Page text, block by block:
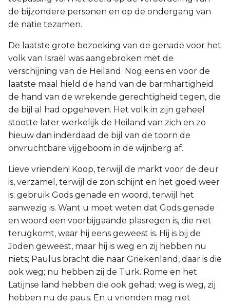
de bijzondere personen en op de ondergang van
de natie tezamen.
De laatste grote bezoeking van de genade voor het
volk van Israël was aangebroken met de
verschijning van de Heiland. Nog eens en voor de
laatste maal hield de hand van de barmhartigheid
de hand van de wrekende gerechtigheid tegen, die
de bijl al had opgeheven. Het volk in zijn geheel
stootte later werkelijk de Heiland van zich en zo
hieuw dan inderdaad de bijl van de toorn de
onvruchtbare vijgeboom in de wijnberg af.
Lieve vrienden! Koop, terwijl de markt voor de deur
is, verzamel, terwijl de zon schijnt en het goed weer
is; gebruik Gods genade en woord, terwijl het
aanwezig is. Want u moet weten dat Gods genade
en woord een voorbijgaande plasregen is, die niet
terugkomt, waar hij eens geweest is. Hij is bij de
Joden geweest, maar hij is weg en zij hebben nu
niets; Paulus bracht die naar Griekenland, daar is die
ook weg; nu hebben zij de Turk. Rome en het
Latijnse land hebben die ook gehad; weg is weg, zij
hebben nu de paus. En u vrienden mag niet